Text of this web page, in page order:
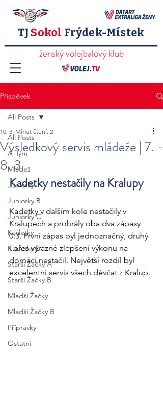
TJ Sokol Frýdek-Místek
ženský volejbalový klub
Příspěvek
All Posts
A-Tým
Mládež
Juniorky
Juniorky B
Juniorky C
Kadetky
Kadetky B
Starší Žačky A
Starší Žačky B
Mladší Žačky
Mladší Žačky B
Přípravky
Ostatní
All Posts
Výsledkový servis mládeže | 7. -
8. 3.
10. 3. Minut čtení: 2
Kadetky nestačily na Kralupy
Kadetky v dalším kole nestačily v
Kralupech a prohrály oba dva zápasy
0:3. První zápas byl jednoznačný, druhý
i přes výrazné zlepšení výkonu na
domácí nestačil. Největší rozdíl byl
excelentní servis všech děvčat z Kralup.